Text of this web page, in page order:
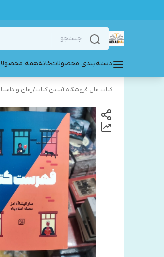
دسته‌بندی محصولاتخانههمه
کتاب مال فروشگاه آنلاین کتاب/رمان و